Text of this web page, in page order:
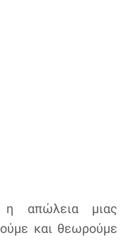
απώλεια μιας
και θεωρούμε